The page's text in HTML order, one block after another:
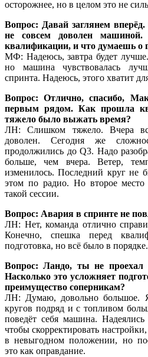
осторожнее, но в целом это не
Вопрос: Давай заглянем
не совсем доволен
квалификации, и что думаешь о
МФ: Надеюсь, завтра будет
но машина чувствовалась
спринта. Надеюсь, этого хватит
Вопрос: Отлично, спасибо,
первым рядом. Как прошла
тяжело было выжать время?
ЛН: Слишком тяжело. Вчера
доволен. Сегодня же
продолжились до Q3. Надо
больше, чем вчера. Ветер,
изменилось. Последний круг не
этом по радио. Но второе
такой сессии.
Вопрос: Авария в спринте не
ЛН: Нет, команда отлично
Конечно, спешка перед
подготовка, но всё было в порядке.
Вопрос: Ландо, ты не проехал
Насколько это усложняет
преимущество соперникам?
ЛН: Думаю, довольно большое.
кругов подряд и с топливом
поведёт себя машина.
чтобы скорректировать
в невыгодном положении, но
это как оправдание.